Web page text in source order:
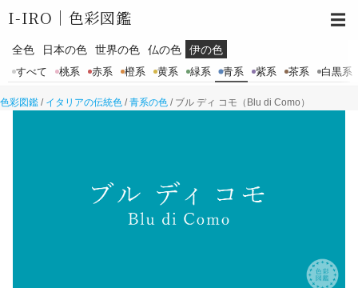
I-IRO｜ 色彩図鑑
全色 日本の色 世界の色 仏の色 伊の色
すべて 桃系 赤系 橙系 黄系 緑系 青系 紫系 茶系 白黒系
☰
色彩図鑑 / イタリアの伝統色 / 青系の色 /ブル ディ コモ（Blu di Como）